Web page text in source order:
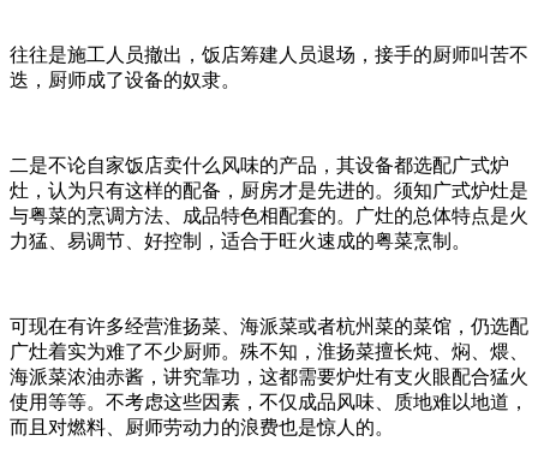
往往是施工人员撤出，饭店筹建人员退场，接手的厨师叫苦不
迭，厨师成了设备的奴隶。
二是不论自家饭店卖什么风味的产品，其设备都选配广式炉
灶，认为只有这样的配备，厨房才是先进的。须知广式炉灶是
与粤菜的烹调方法、成品特色相配套的。广灶的总体特点是火
力猛、易调节、好控制，适合于旺火速成的粤菜烹制。
可现在有许多经营淮扬菜、海派菜或者杭州菜的菜馆，仍选配
广灶着实为难了不少厨师。殊不知，淮扬菜擅长炖、焖、煨、
海派菜浓油赤酱，讲究靠功，这都需要炉灶有支火眼配合猛火
使用等等。不考虑这些因素，不仅成品风味、质地难以地道，
而且对燃料、厨师劳动力的浪费也是惊人的。